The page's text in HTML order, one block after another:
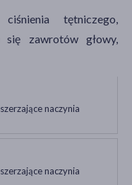
tętniczego,
się zawrotów głowy,
naczynia
naczynia